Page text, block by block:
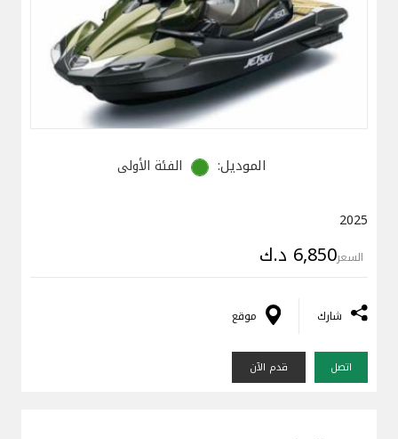
الموديل: الفئة الأولى
2025
السعر6,850 د.ك
شارك موقع
اتصل قدم الآن